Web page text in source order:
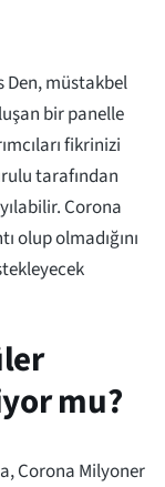
Den, müstakbel
bir panelle
fikrinizi
tarafından
Corona
olup olmadığını
mu?
Corona Milyoner